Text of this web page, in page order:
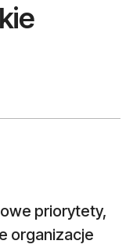
priorytety,
organizacje